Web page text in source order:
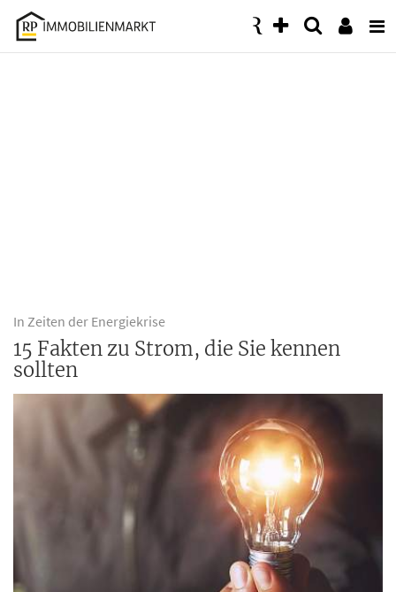
Accessibility
Modus
In Zeiten der Energiekrise
15 Fakten zu Strom, die Sie kennen
sollten